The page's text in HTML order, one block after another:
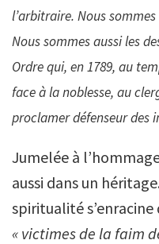
l’arbitraire. Nous
Nous sommes aussi les
Ordre qui, en 1789, au
face à la noblesse, au
proclamer défenseur des
Jumelée à
aussi dans un
spiritualité s’enracine
« victimes de la faim